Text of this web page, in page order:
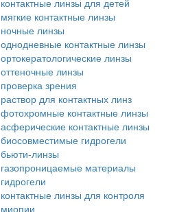
контактные линзы для детей
мягкие контактные линзы
ночные линзы
однодневные контактные линзы
ортокератологические линзы
оттеночные линзы
проверка зрения
раствор для контактных линз
фотохромные контактные линзы
асферические контактные линзы
биосовместимые гидрогели
бьюти-линзы
газопроницаемые материалы
гидрогели
контактные линзы для контроля
миопии